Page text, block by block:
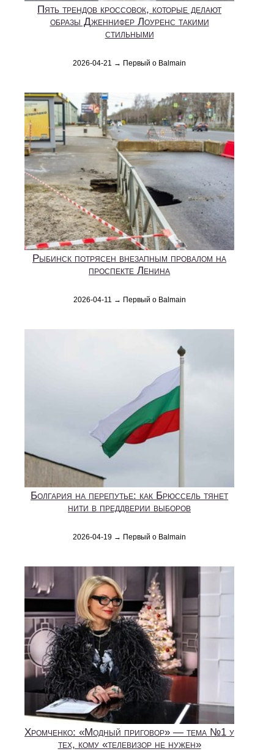
Пять трендов кроссовок, которые делают
образы Дженнифер Лоуренс такими
стильными
2026-04-21 → Первый о Balmain
Рыбинск потрясен внезапным провалом на
проспекте Ленина
2026-04-11 → Первый о Balmain
Болгария на перепутье: как Брюссель тянет
нити в преддверии выборов
2026-04-19 → Первый о Balmain
Хромченко: «Модный приговор» — тема №1 у
тех, кому «телевизор не нужен»